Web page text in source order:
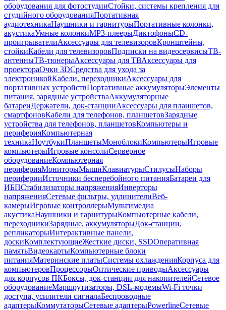
оборудования для фотостудииСтойки, системы крепления для
студийного оборудованияПортативная
аудиотехникаНаушники и гарнитурыПортативные колонки,
акустикаУмные колонкиMP3-плеерыДиктофоныCD-
проигрывателиАксессуары для телевизоровКронштейны,
стойкиКабели для телевизоровПодписки на видеосервисыТВ-
антенныТВ-тюнерыАксессуары для ТВАксессуары для
проектораОчки 3DСредства для ухода за
электроникойКабели, переходникиАксессуары для
портативных устройствПортативные аккумуляторыЭлементы
питания, зарядные устройстваАккумуляторные
батареиДержатели, док-станцииАксессуары для планшетов,
смартфоновКабели для телефонов, планшетовЗарядные
устройства для телефонов, планшетовКомпьютеры и
периферияКомпьютерная
техникаНоутбукиПланшетыМоноблокиКомпьютерыИгровые
компьютерыИгровые консолиСерверное
оборудованиеКомпьютерная
периферияМониторыМышиКлавиатурыСтилусыНаборы
периферииИсточники бесперебойного питанияБатареи для
ИБПСтабилизаторы напряженияИнверторы
напряженияСетевые фильтры, удлинителиВеб-
камерыИгровые контроллерыМультимедиа
акустикаНаушники и гарнитурыКомпьютерные кабели,
переходникиЗарядные, аккумуляторыДок-станции,
репликаторыИнтерактивные панели,
доскиКомплектующиеЖесткие диски, SSDОперативная
памятьВидеокартыКомпьютерные блоки
питанияМатеринские платыСистемы охлажденияКорпуса для
компьютеровПроцессорыОптические приводыАксессуары
для корпусов ПКБоксы, док-станции для накопителейСетевое
оборудованиеМаршрутизаторы, DSL-модемыWi-Fi точки
доступа, усилители сигналаБеспроводные
адаптерыКоммутаторыСетевые адаптерыPowerlineСетевые